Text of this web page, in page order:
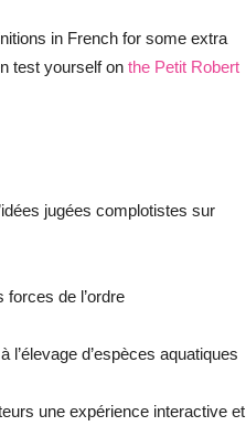
in French for some extra
test yourself on the Petit Robert
jugées complotistes sur
forces de l’ordre
d’espèces aquatiques
une expérience interactive et